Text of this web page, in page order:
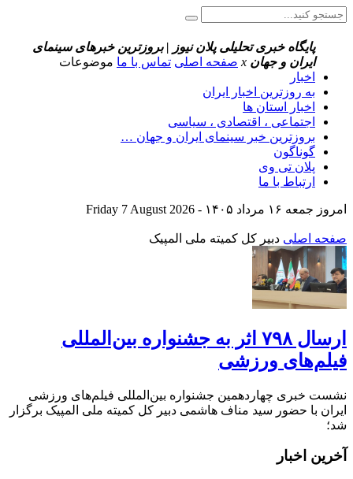
پایگاه خبری تحلیلی پلان نیوز | بروزترین خبرهای سینمای
ایران و جهان x صفحه اصلی تماس با ما موضوعات
اخبار
به روزترین اخبار ایران
اخبار استان ها
اجتماعی ، اقتصادی ، سیاسی
بروزترین خبر سینمای ایران و جهان …
گوناگون
پلان تی وی
ارتباط با ما
امروز جمعه ۱۶ مرداد ۱۴۰۵ - Friday 7 August 2026
صفحه اصلی دبیر کل کمیته ملی المپیک
ارسال ۷۹۸ اثر به جشنواره بین‌المللی
فیلم‌های ورزشی
نشست خبری چهاردهمین جشنواره بین‌المللی فیلم‌های ورزشی
ایران با حضور سید مناف هاشمی دبیر کل کمیته ملی المپیک برگزار
شد؛
آخرین اخبار